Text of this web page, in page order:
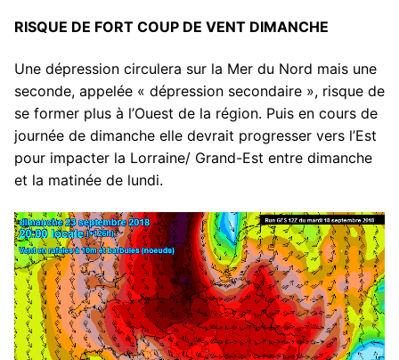
RISQUE DE FORT COUP DE VENT DIMANCHE
Une dépression circulera sur la Mer du Nord mais une
seconde, appelée « dépression secondaire », risque de
se former plus à l’Ouest de la région. Puis en cours de
journée de dimanche elle devrait progresser vers l’Est
pour impacter la Lorraine/ Grand-Est entre dimanche
et la matinée de lundi.